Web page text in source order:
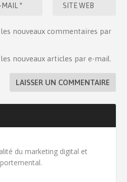
nouveaux commentaires par
nouveaux articles par e-mail.
du marketing digital et